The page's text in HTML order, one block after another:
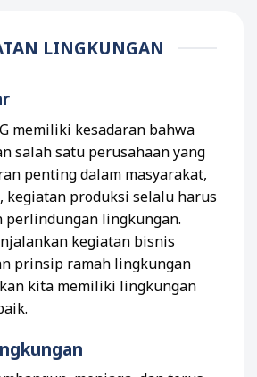
LINGKUNGAN
memiliki kesadaran bahwa
salah satu perusahaan yang
penting dalam masyarakat,
kegiatan produksi selalu harus
perlindungan lingkungan.
kegiatan bisnis
prinsip ramah lingkungan
kita memiliki lingkungan